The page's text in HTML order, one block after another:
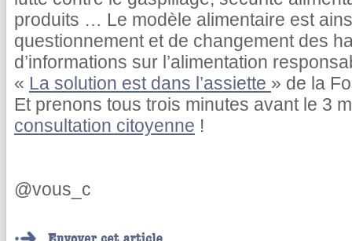
produits … Le modèle alimentaire est
questionnement et de changement des
d’informations sur l’alimentation
« La solution est dans l’assiette » de la
Et prenons tous trois minutes avant le 3
consultation citoyenne !
@vous_c